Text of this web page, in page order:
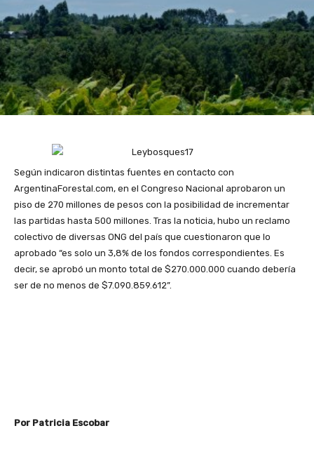
Según indicaron distintas fuentes en contacto con
ArgentinaForestal.com, en el Congreso Nacional aprobaron un
piso de 270 millones de pesos con la posibilidad de incrementar
las partidas hasta 500 millones. Tras la noticia, hubo un reclamo
colectivo de diversas ONG del país que cuestionaron que lo
aprobado “es solo un 3,8% de los fondos correspondientes. Es
decir, se aprobó un monto total de $270.000.000 cuando debería
ser de no menos de $7.090.859.612”.
Por Patricia Escobar